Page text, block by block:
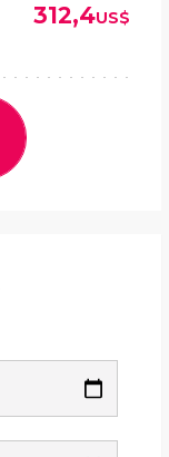
312,4US$